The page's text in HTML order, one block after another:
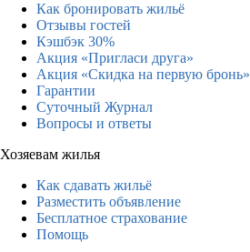
Как бронировать жильё
Отзывы гостей
Кэшбэк 30%
Акция «Пригласи друга»
Акция «Скидка на первую бронь»
Гарантии
Суточный Журнал
Вопросы и ответы
Хозяевам жилья
Как сдавать жильё
Разместить объявление
Бесплатное страхование
Помощь